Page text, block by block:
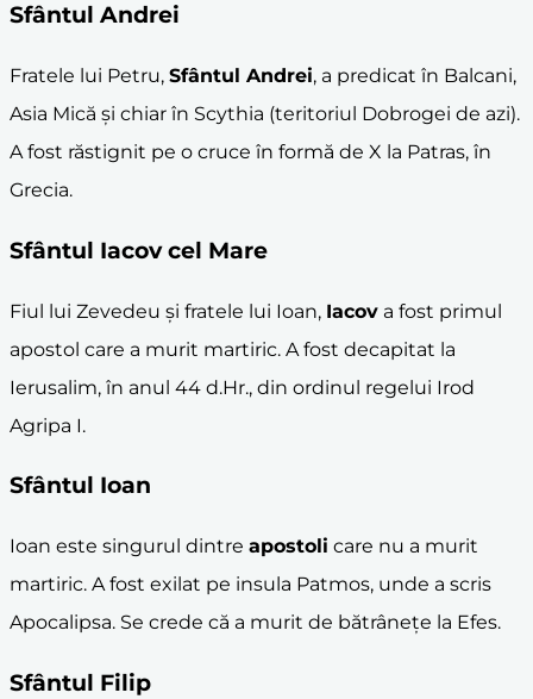
Sfântul Andrei
Fratele lui Petru, Sfântul Andrei, a predicat în Balcani,
Asia Mică și chiar în Scythia (teritoriul Dobrogei de azi).
A fost răstignit pe o cruce în formă de X la Patras, în
Grecia.
Sfântul Iacovcel Mare
Fiul lui Zevedeu și fratele lui Ioan, Iacov a fost primul
apostol care a murit martiric. A fost decapitat la
Ierusalim, în anul 44 d.Hr., din ordinul regelui Irod
Agripa I.
Sfântul Ioan
Ioan este singurul dintre apostoli care nu a murit
martiric. A fost exilat pe insula Patmos, unde a scris
Apocalipsa. Se crede că a murit de bătrânețe la Efes.
Sfântul Filip